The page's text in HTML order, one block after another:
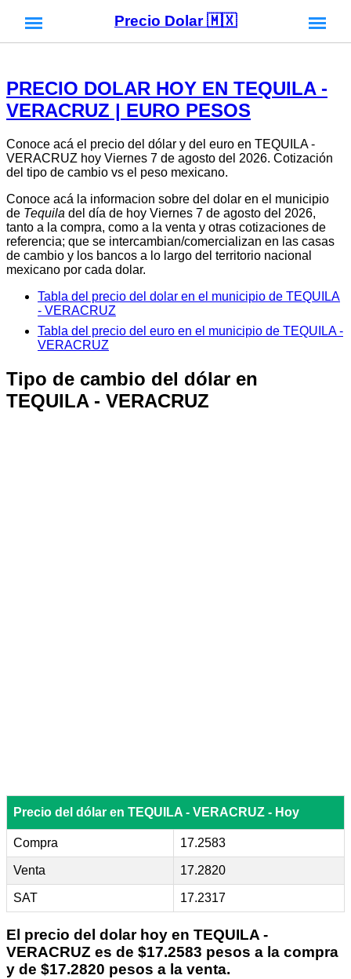
Precio Dolar 🇲🇽
PRECIO DOLAR HOY EN TEQUILA -
VERACRUZ | EURO PESOS
Conoce acá el precio del dólar y del euro en TEQUILA -
VERACRUZ hoy Viernes 7 de agosto del 2026. Cotización
del tipo de cambio vs el peso mexicano.
Conoce acá la informacion sobre del dolar en el municipio
de Tequila del día de hoy Viernes 7 de agosto del 2026,
tanto a la compra, como a la venta y otras cotizaciones de
referencia; que se intercambian/comercializan en las casas
de cambio y los bancos a lo largo del territorio nacional
mexicano por cada dolar.
Tabla del precio del dolar en el municipio de TEQUILA
- VERACRUZ
Tabla del precio del euro en el municipio de TEQUILA -
VERACRUZ
Tipo de cambio del dólar en
TEQUILA - VERACRUZ
Precio del dólar en TEQUILA - VERACRUZ - Hoy
Compra 17.2583
Venta 17.2820
SAT 17.2317
El precio del dolar hoy en TEQUILA -
VERACRUZ es de $17.2583 pesos a la compra
y de $17.2820 pesos a la venta.